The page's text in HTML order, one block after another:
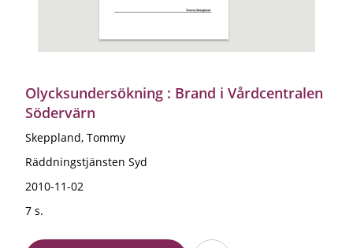
Olycksundersökning : Brand i Vårdcentralen
Södervärn
Skeppland, Tommy
Räddningstjänsten Syd
2010-11-02
7 s.